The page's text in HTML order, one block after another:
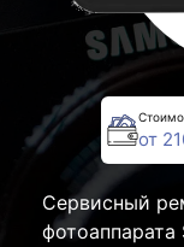
от
Сервисный
фотоаппарата